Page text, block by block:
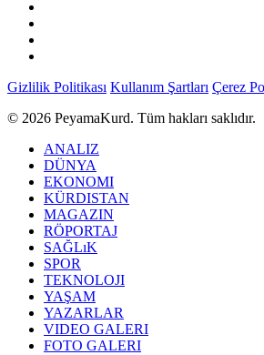
Gizlilik Politikası Kullanım Şartları Çerez
© 2026 PeyamaKurd. Tüm hakları saklıdır.
ANALIZ
DÜNYA
EKONOMI
KÜRDISTAN
MAGAZIN
RÖPORTAJ
SAĞLıK
SPOR
TEKNOLOJI
YAŞAM
YAZARLAR
VIDEO GALERI
FOTO GALERI